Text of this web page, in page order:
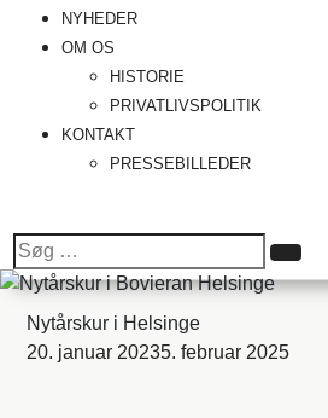
NYHEDER
OM OS
HISTORIE
PRIVATLIVSPOLITIK
KONTAKT
PRESSEBILLEDER
Søg
efter:
Søg
Nytårskur i Helsinge
20. januar 20235. februar 2025